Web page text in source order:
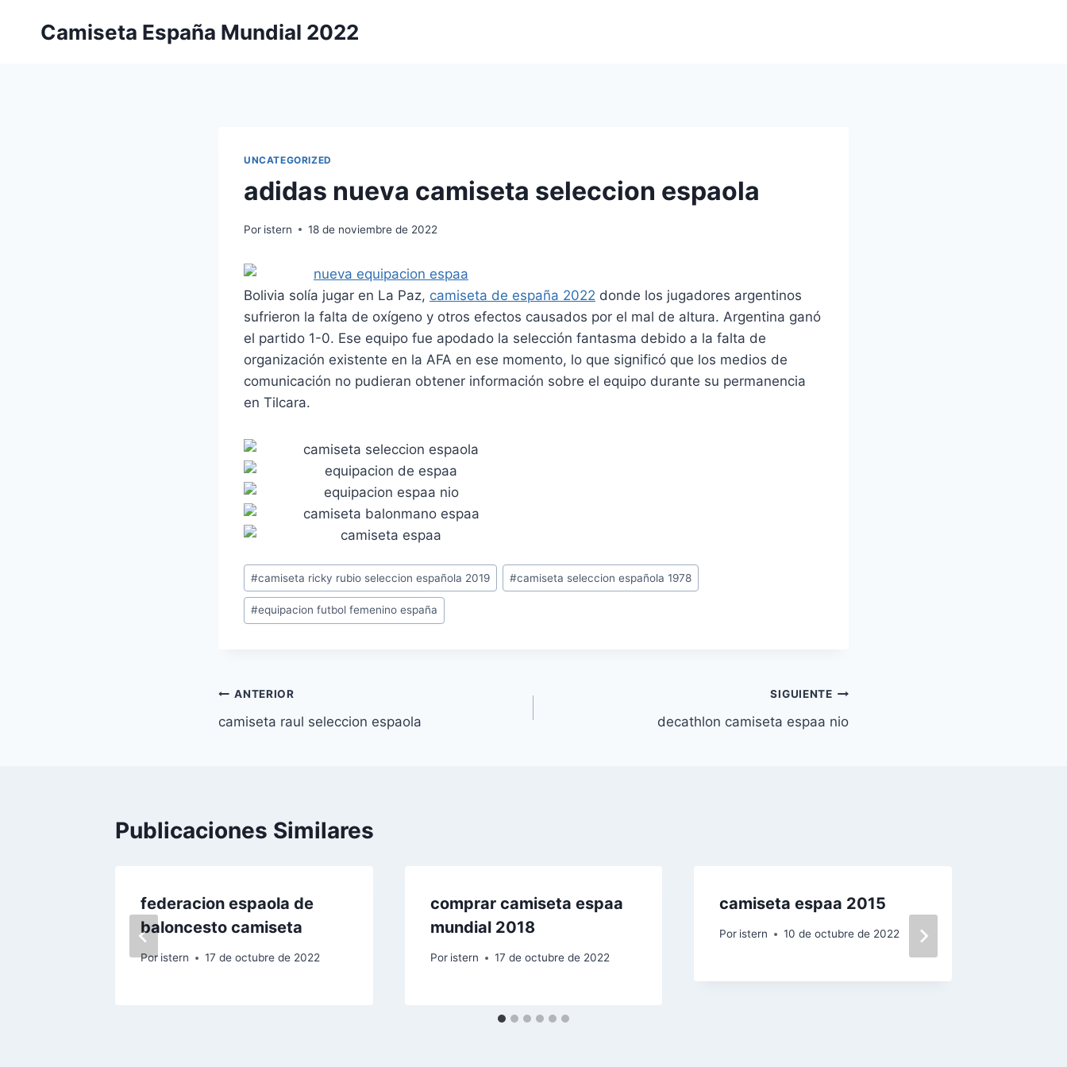
Camiseta España Mundial 2022
UNCATEGORIZED
adidas nueva camiseta seleccion espaola
Por istern 18 de noviembre de 2022
Bolivia solía jugar en La Paz, camiseta de españa 2022 donde los jugadores argentinos
sufrieron la falta de oxígeno y otros efectos causados por el mal de altura. Argentina ganó
el partido 1-0. Ese equipo fue apodado la selección fantasma debido a la falta de
organización existente en la AFA en ese momento, lo que significó que los medios de
comunicación no pudieran obtener información sobre el equipo durante su permanencia
en Tilcara.
Etiquetas
de
la
#camiseta ricky rubio seleccion española 2019 #camiseta seleccion española 1978
#equipacion futbol femenino españa
Navegación
de
ANTERIOR
camiseta raul seleccion espaola
SIGUIENTE
decathlon camiseta espaa nio
Publicaciones Similares
federacion espaola de
baloncesto camiseta
Por istern 17 de octubre de 2022
comprar camiseta espaa
mundial 2018
Por istern 17 de octubre de 2022
camiseta espaa 2015
Por istern 10 de octubre de 2022